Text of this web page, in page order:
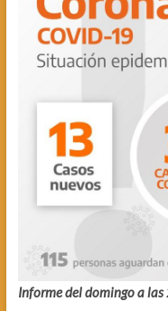
Informe del domingo a